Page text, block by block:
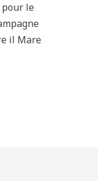
pour le
il Mare